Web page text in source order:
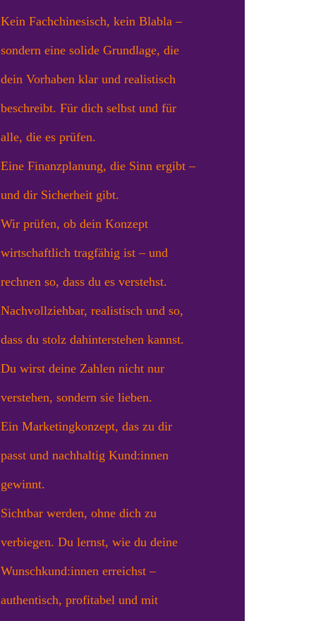
Kein Fachchinesisch, kein Blabla –
sondern eine solide Grundlage, die
dein Vorhaben klar und realistisch
beschreibt. Für dich selbst und für
alle, die es prüfen.
Eine Finanzplanung, die Sinn ergibt –
und dir Sicherheit gibt.
Wir prüfen, ob dein Konzept
wirtschaftlich tragfähig ist – und
rechnen so, dass du es verstehst.
Nachvollziehbar, realistisch und so,
dass du stolz dahinterstehen kannst.
Du wirst deine Zahlen nicht nur
verstehen, sondern sie lieben.
Ein Marketingkonzept, das zu dir
passt und nachhaltig Kund:innen
gewinnt.
Sichtbar werden, ohne dich zu
verbiegen. Du lernst, wie du deine
Wunschkund:innen erreichst –
authentisch, profitabel und mit